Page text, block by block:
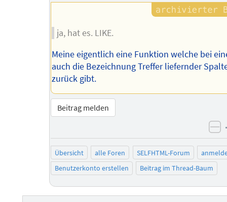
ja, hat es. LIKE.
Meine eigentlich eine Funktion welche bei
auch die Bezeichnung Treffer liefernder
zurück gibt.
Beitrag melden
Übersicht alle Foren SELFHTML-Forum
Benutzerkonto erstellen
Beitrag im Thread-Baum